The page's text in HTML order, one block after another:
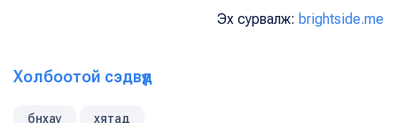
Эх сурвалж: brightside.me
Холбоотой сэдвүүд
бнхау хятад